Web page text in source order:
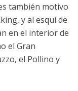
también motivo
y al esquí de
en el interior de
el Gran
el Pollino y